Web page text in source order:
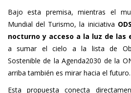
Bajo esta premisa, mientras el
Mundial del Turismo, la iniciativa
nocturno y acceso a la luz de
a sumar el cielo a la lista de
Sostenible de la Agenda2030 de la
arriba también es mirar hacia el futuro.
Esta propuesta conecta